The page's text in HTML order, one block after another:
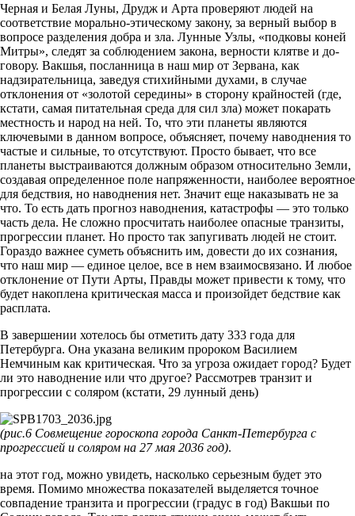
Черная и Белая Луны, Друдж и Арта проверяют людей на
соответствие морально-этическому закону, за верный выбор в
вопросе разделения добра и зла. Лунные Узлы, «подковы коней
Митры», следят за соблюдением закона, верности клятве и до­
говору. Вакшья, посланница в наш мир от Зервана, как
надзирательница, заведуя стихийными духами, в случае
отклонения от «золотой середины» в сторону крайностей (где,
кстати, самая питательная среда для сил зла) может покарать
местность и народ на ней. То, что эти планеты являются
ключевыми в данном вопросе, объясняет, почему наводнения то
частые и сильные, то отсутствуют. Просто бывает, что все
планеты выстраиваются должным образом относительно Земли,
создавая определенное поле напряженности, наиболее вероятное
для бедствия, но наводнения нет. Значит еще наказывать не за
что. То есть дать прогноз наводнения, катастрофы — это только
часть дела. Не сложно просчитать наиболее опасные транзиты,
прогрессии планет. Но просто так запугивать людей не стоит.
Гораздо важнее суметь объяснить им, довести до их сознания,
что наш мир — единое целое, все в нем взаимосвязано. И любое
отклонение от Пути Арты, Правды может привести к тому, что
будет накоплена критическая масса и произойдет бедствие как
расплата.
В завершении хотелось бы отметить дату 333 года для
Петербурга. Она указана великим пророком Василием
Немчиным как критическая. Что за угроза ожидает город? Будет
ли это наводнение или что другое? Рассмотрев транзит и
прогрессии с соляром (кстати, 29 лунный день)
(рис.6 Совмещение гороскопа города Санкт-Петербурга с
прогрессией и соляром на 27 мая 2036 год).
на этот год, можно увидеть, насколько серьезным будет это
время. Помимо множества показателей выделяется точное
совпадение транзита и прогрессии (градус в год) Вакшьи по